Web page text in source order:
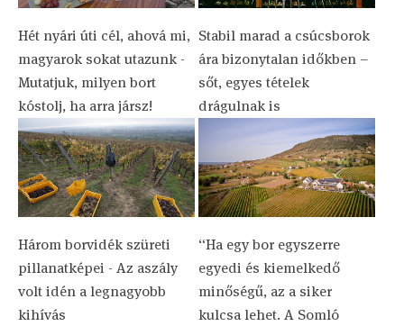
Hét nyári úti cél, ahová mi,
magyarok sokat utazunk -
Mutatjuk, milyen bort
kóstolj, ha arra jársz!
Stabil marad a csúcsborok
ára bizonytalan időkben –
sőt, egyes tételek
drágulnak is
Három borvidék szüreti
pillanatképei - Az aszály
volt idén a legnagyobb
kihívás
“Ha egy bor egyszerre
egyedi és kiemelkedő
minőségű, az a siker
kulcsa lehet. A Somló